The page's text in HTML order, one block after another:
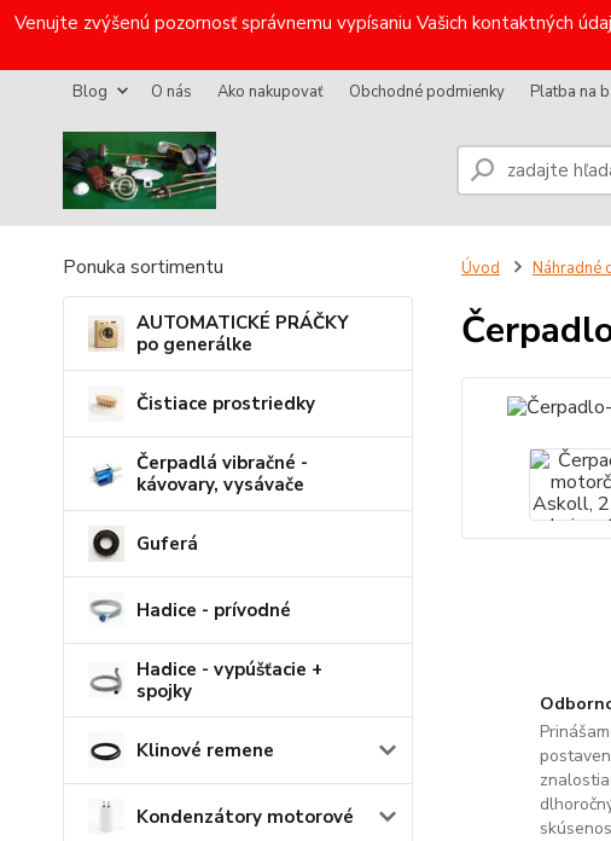
Venujte zvýšenú pozornosť správnemu vypísaniu Vašich kontaktných
Blog O nás Ako nakupovať Obchodné podmienky Platba na
Ponuka sortimentu
AUTOMATICKÉ PRÁČKY
po generálke
Čistiace prostriedky
Čerpadlá vibračné -
kávovary, vysávače
Guferá
Hadice - prívodné
Hadice - vypúšťacie +
spojky
Klinové remene
Kondenzátory motorové
Úvod Náhradné